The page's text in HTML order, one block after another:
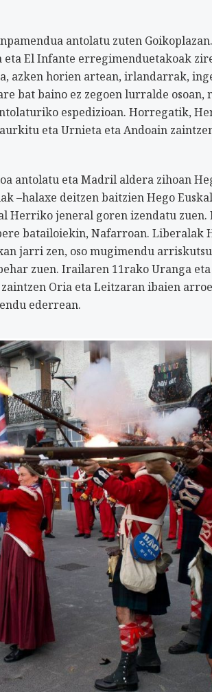
antolatu zuten
El Infante erregimenduetakoak
azken horien artean, irlandarrak,
bat baino ez zegoen lurralde
espedizioan. Horregatik,
eta Urnieta eta Andoain
antolatu eta Madril aldera zihoan
–halaxe deitzen baitzien Hego
Herriko jeneral goren izendatu
batailoiekin, Nafarroan. Liberalak
jarri zen, oso mugimendu
zuen. Irailaren 11rako Uranga
Oria eta Leitzaran ibaien
ederrean.